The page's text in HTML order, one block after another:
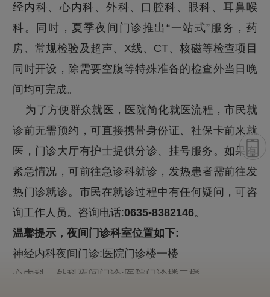
经内科、心内科、外科、口腔科、眼科、耳鼻喉
科。同时，夏季夜间门诊推出“一站式”服务，药
房、常规检验及超声、X线、CT、核磁等检查项目
同时开设，除需要空腹等特殊准备的检查外当日晚
间均可完成。
为了方便群众就医，医院简化就医流程，市民就
诊前无需预约，可直接携带身份证、社保卡前来就
医，门诊大厅有护士提供分诊、挂号服务。如果有
紧急情况，可前往急诊科就诊，发热患者需前往发
热门诊就诊。市民在就诊过程中有任何疑问，可咨
询工作人员。咨询电话:0635-8382146。
温馨提示，夜间门诊科室位置如下:
神经内科夜间门诊:医院门诊楼一楼
心内科、外科夜间门诊:医院门诊楼二楼